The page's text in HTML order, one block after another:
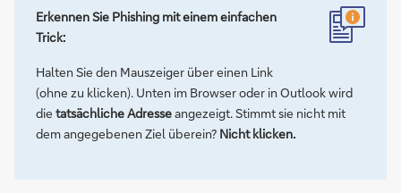
Erkennen Sie Phishing mit einem einfachen
Trick:
Halten Sie den Mauszeiger über einen Link
(ohne zu klicken). Unten im Browser oder in Outlook wird
die tatsächliche Adresseangezeigt. Stimmt sie nicht mit
dem angegebenen Ziel überein? Nicht klicken.